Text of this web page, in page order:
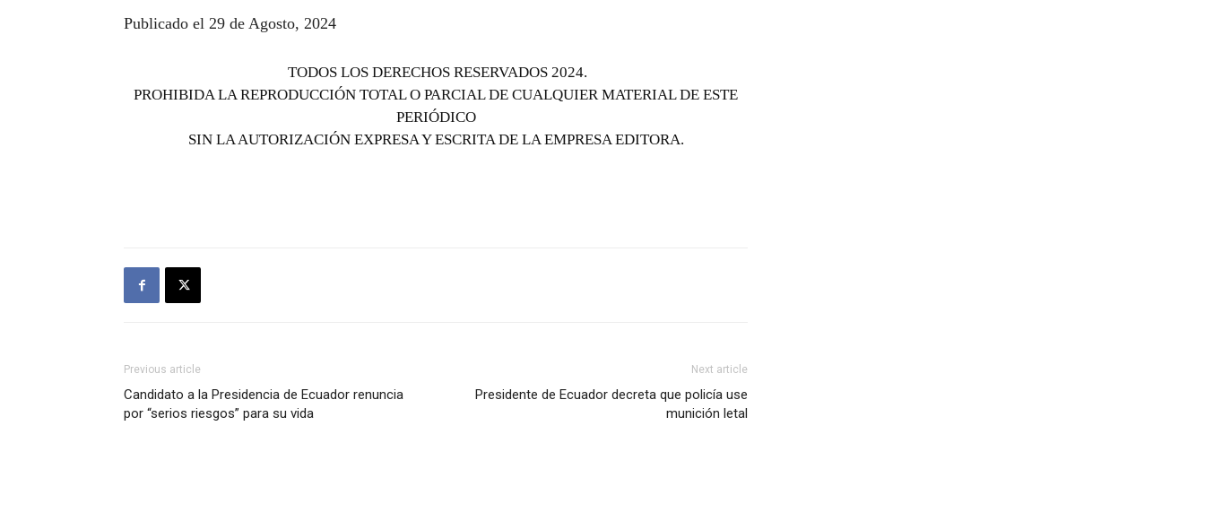
Publicado el 29 de Agosto, 2024
TODOS LOS DERECHOS RESERVADOS 2024.
PROHIBIDA LA REPRODUCCIÓN TOTAL O PARCIAL DE CUALQUIER MATERIAL DE ESTE
PERIÓDICO
SIN LA AUTORIZACIÓN EXPRESA Y ESCRITA DE LA EMPRESA EDITORA.
Previous article
Candidato a la Presidencia de Ecuador renuncia
por “serios riesgos” para su vida
Next article
Presidente de Ecuador decreta que policía use
munición letal